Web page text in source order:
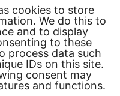
cookies to store
We do this to
and to display
to these
process data such
IDs on this site.
consent may
and functions.